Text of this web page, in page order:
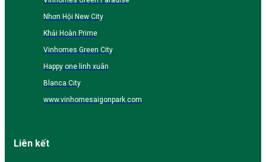
Nhơn Hội New City
Khải Hoàn Prime
Vinhomes Green City
Happy one linh xuân
Blanca City
www.vinhomesaigonpark.com
Liên kết